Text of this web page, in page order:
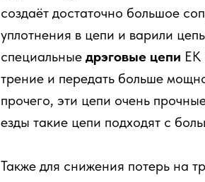
создаёт достаточно большое
уплотнения в цепи и варили
специальные дрэговые цепи ЕК
трение и передать больше
прочего, эти цепи очень
езды такие цепи подходят с
Также для снижения потерь на